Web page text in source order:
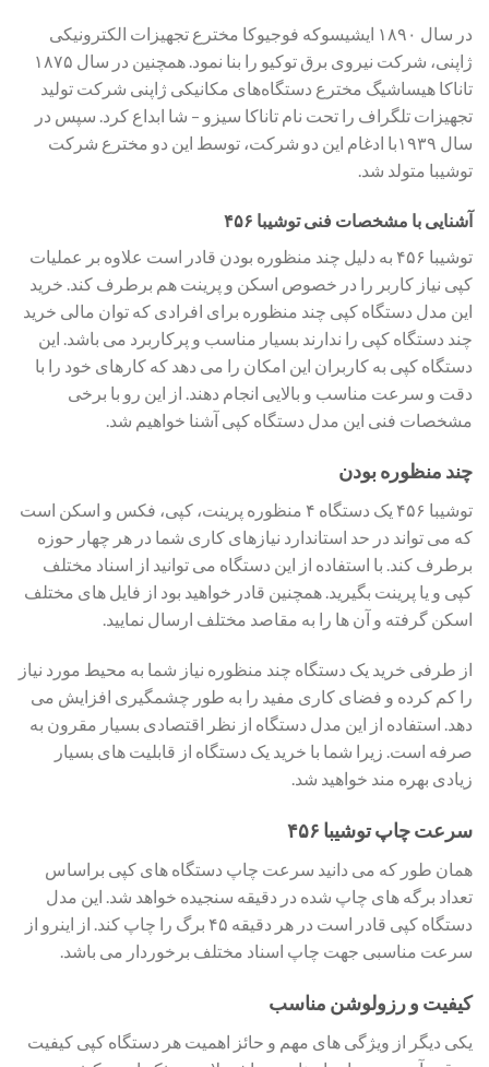
در سال ۱۸۹۰ ایشیسوکه فوجیوکا مخترع تجهیزات الکترونیکی
ژاپنی، شرکت نیروی برق توکیو را بنا نمود. همچنین در سال ۱۸۷۵
تاناکا هیساشیگ مخترع دستگاه‌های مکانیکی ژاپنی شرکت تولید
تجهیزات تلگراف را تحت نام تاناکا سیزو – شا ابداع کرد. سپس در
سال ۱۹۳۹با ادغام این دو شرکت، توسط این دو مخترع شرکت
توشیبا متولد شد.
آشنایی با مشخصات فنی توشیبا ۴۵۶
توشیبا ۴۵۶ به دلیل چند منظوره بودن قادر است علاوه بر عملیات
کپی نیاز کاربر را در خصوص اسکن و پرینت هم برطرف کند. خرید
این مدل دستگاه کپی چند منظوره برای افرادی که توان مالی خرید
چند دستگاه کپی را ندارند بسیار مناسب و پرکاربرد می باشد. این
دستگاه کپی به کاربران این امکان را می‌ دهد که کارهای خود را با
دقت و سرعت مناسب و بالایی انجام دهند. از این رو با برخی
مشخصات فنی این مدل دستگاه کپی آشنا خواهیم شد.
چند منظوره بودن
توشیبا ۴۵۶ یک دستگاه ۴ منظوره پرینت، کپی، فکس و اسکن است
که می تواند در حد استاندارد نیازهای کاری شما در هر چهار حوزه
برطرف کند. با استفاده از این دستگاه می توانید از اسناد مختلف
کپی و یا پرینت بگیرید. همچنین قادر خواهید بود از فایل های مختلف
اسکن گرفته و آن ها را به مقاصد مختلف ارسال نمایید.
از طرفی خرید یک دستگاه چند منظوره نیاز شما به محیط مورد نیاز
را کم کرده و فضای کاری مفید را به طور چشمگیری افزایش می
دهد. استفاده از این مدل دستگاه از نظر اقتصادی بسیار مقرون به
صرفه است. زیرا شما با خرید یک دستگاه از قابلیت های بسیار
زیادی بهره مند خواهید شد.
سرعت چاپ توشیبا ۴۵۶
همان طور که می دانید سرعت چاپ دستگاه های کپی براساس
تعداد برگه های چاپ شده در دقیقه سنجیده خواهد شد. این مدل
دستگاه کپی قادر است در هر دقیقه ۴۵ برگ را چاپ کند. از اینرو از
سرعت مناسبی جهت چاپ اسناد مختلف برخوردار می باشد.
کیفیت و رزولوشن مناسب
یکی دیگر از ویژگی های مهم و حائز اهمیت هر دستگاه کپی کیفیت